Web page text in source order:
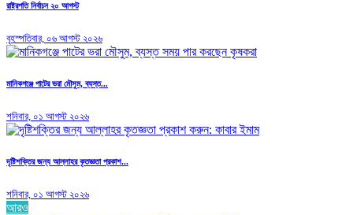
রাষ্ট্রপতি নির্বাচন ২০ আগস্ট
বৃহস্পতিবার, ০৬ আগস্ট ২০২৬
মানিকগঞ্জে পাটের ভরা মৌসুম, ব্যস্ত...
শনিবার, ০১ আগস্ট ২০২৬
দৃষ্টিশক্তির জন্য আল্লাহর কৃতজ্ঞতা প্রকাশ...
শনিবার, ০১ আগস্ট ২০২৬
আরও